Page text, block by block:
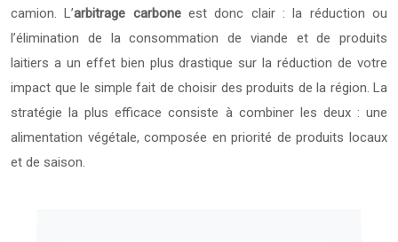
camion. L’arbitrage carboneest donc clair : la réduction ou
l’élimination de la consommation de viande et de produits
laitiers a un effet bien plus drastique sur la réduction de votre
impact que le simple fait de choisir des produits de la région. La
stratégie la plus efficace consiste à combiner les deux : une
alimentation végétale, composée en priorité de produits locaux
et de saison.